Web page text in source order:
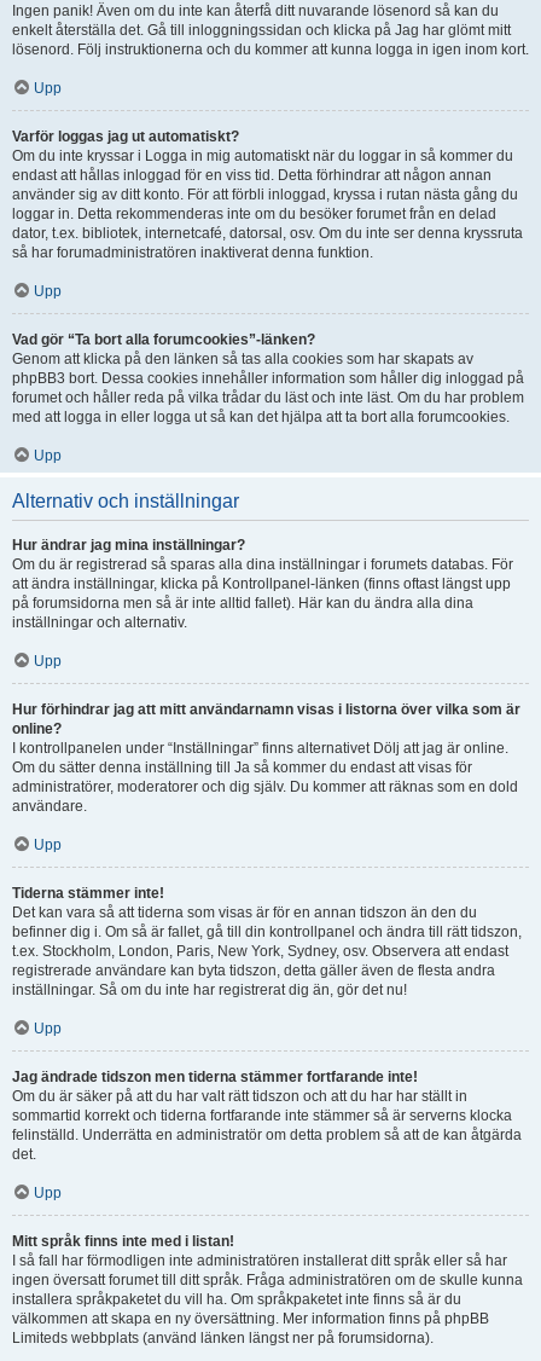
Ingen panik! Även om du inte kan återfå ditt nuvarande lösenord så kan du
enkelt återställa det. Gå till inloggningssidan och klicka på Jag har glömt mitt
lösenord. Följ instruktionerna och du kommer att kunna logga in igen inom kort.
Upp
Varför loggas jag ut automatiskt?
Om du inte kryssar i Logga in mig automatiskt när du loggar in så kommer du
endast att hållas inloggad för en viss tid. Detta förhindrar att någon annan
använder sig av ditt konto. För att förbli inloggad, kryssa i rutan nästa gång du
loggar in. Detta rekommenderas inte om du besöker forumet från en delad
dator, t.ex. bibliotek, internetcafé, datorsal, osv. Om du inte ser denna kryssruta
så har forumadministratören inaktiverat denna funktion.
Upp
Vad gör “Ta bort alla forumcookies”-länken?
Genom att klicka på den länken så tas alla cookies som har skapats av
phpBB3 bort. Dessa cookies innehåller information som håller dig inloggad på
forumet och håller reda på vilka trådar du läst och inte läst. Om du har problem
med att logga in eller logga ut så kan det hjälpa att ta bort alla forumcookies.
Upp
Alternativ och inställningar
Hur ändrar jag mina inställningar?
Om du är registrerad så sparas alla dina inställningar i forumets databas. För
att ändra inställningar, klicka på Kontrollpanel-länken (finns oftast längst upp
på forumsidorna men så är inte alltid fallet). Här kan du ändra alla dina
inställningar och alternativ.
Upp
Hur förhindrar jag att mitt användarnamn visas i listorna över vilka som är
online?
I kontrollpanelen under “Inställningar” finns alternativet Dölj att jag är online.
Om du sätter denna inställning till Ja så kommer du endast att visas för
administratörer, moderatorer och dig själv. Du kommer att räknas som en dold
användare.
Upp
Tiderna stämmer inte!
Det kan vara så att tiderna som visas är för en annan tidszon än den du
befinner dig i. Om så är fallet, gå till din kontrollpanel och ändra till rätt tidszon,
t.ex. Stockholm, London, Paris, New York, Sydney, osv. Observera att endast
registrerade användare kan byta tidszon, detta gäller även de flesta andra
inställningar. Så om du inte har registrerat dig än, gör det nu!
Upp
Jag ändrade tidszon men tiderna stämmer fortfarande inte!
Om du är säker på att du har valt rätt tidszon och att du har har ställt in
sommartid korrekt och tiderna fortfarande inte stämmer så är serverns klocka
felinställd. Underrätta en administratör om detta problem så att de kan åtgärda
det.
Upp
Mitt språk finns inte med i listan!
I så fall har förmodligen inte administratören installerat ditt språk eller så har
ingen översatt forumet till ditt språk. Fråga administratören om de skulle kunna
installera språkpaketet du vill ha. Om språkpaketet inte finns så är du
välkommen att skapa en ny översättning. Mer information finns på phpBB
Limiteds webbplats (använd länken längst ner på forumsidorna).